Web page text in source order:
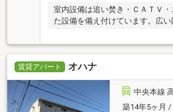
室内設備は追い焚き・ＣＡＴＶ
た設備を備え付けています。広い
賃貸アパート オハナ
中央本線
築14年5ヶ月 /